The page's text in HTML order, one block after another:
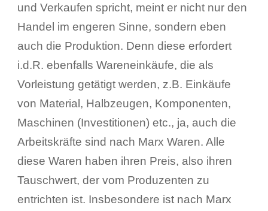
und Verkaufen spricht, meint er nicht nur den
Handel im engeren Sinne, sondern eben
auch die Produktion. Denn diese erfordert
i.d.R. ebenfalls Wareneinkäufe, die als
Vorleistung getätigt werden, z.B. Einkäufe
von Material, Halbzeugen, Komponenten,
Maschinen (Investitionen) etc., ja, auch die
Arbeitskräfte sind nach Marx Waren. Alle
diese Waren haben ihren Preis, also ihren
Tauschwert, der vom Produzenten zu
entrichten ist. Insbesondere ist nach Marx